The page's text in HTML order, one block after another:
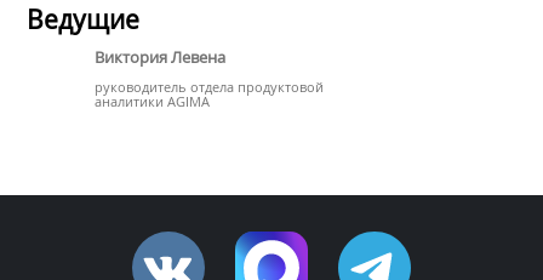
Ведущие
Виктория Левена
руководитель отдела продуктовой
аналитики AGIMA